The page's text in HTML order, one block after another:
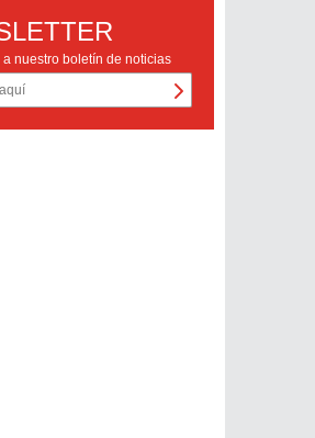
a nuestro boletín de noticias